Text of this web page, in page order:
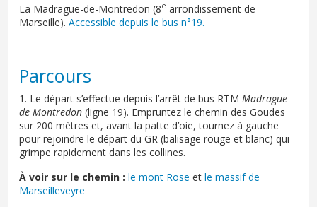
La Madrague-de-Montredon (8e arrondissement de
Marseille). Accessible depuis le bus n°19.
Parcours
1. Le départ s’effectue depuis l’arrêt de bus RTM Madrague
de Montredon (ligne 19). Empruntez le chemin des Goudes
sur 200 mètres et, avant la patte d’oie, tournez à gauche
pour rejoindre le départ du GR (balisage rouge et blanc) qui
grimpe rapidement dans les collines.
À voir sur le chemin : le mont Rose et le massif de
Marseilleveyre